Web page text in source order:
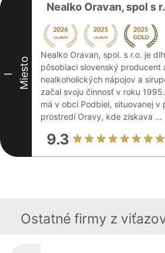
I Miesto
Nealko Oravan, spol s
Nealko Oravan, spol. s r.o. je
pôsobiaci slovenský producent
nealkoholických nápojov a
začal svoju činnosť v roku
má v obci Podbiel, situovanej v
prostredí Oravy, kde získava ...
9.3
Ostatné firmy z